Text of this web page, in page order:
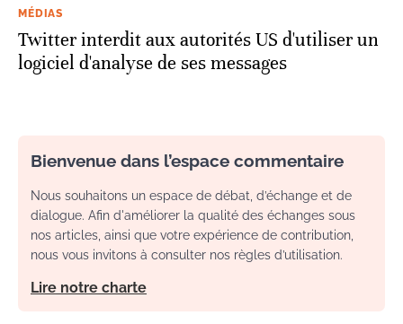
MÉDIAS
Twitter interdit aux autorités US d'utiliser un
logiciel d'analyse de ses messages
Bienvenue dans l’espace commentaire
Nous souhaitons un espace de débat, d’échange et de
dialogue. Afin d'améliorer la qualité des échanges sous
nos articles, ainsi que votre expérience de contribution,
nous vous invitons à consulter nos règles d’utilisation.
Lire notre charte